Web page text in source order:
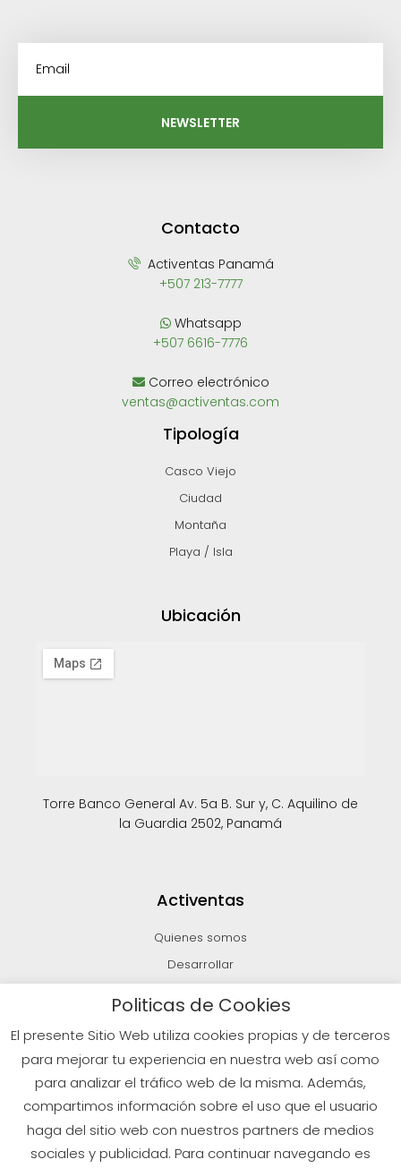
NEWSLETTER
Contacto
Activentas Panamá
+507 213-7777
Whatsapp
+507 6616-7776
Correo electrónico
ventas@activentas.com
Tipología
Casco Viejo
Ciudad
Montaña
Playa / Isla
Ubicación
Torre Banco General Av. 5a B. Sur y, C. Aquilino de
la Guardia 2502, Panamá
Activentas
Quienes somos
Desarrollar
Blog
Políticas de PrivacidadAviso LegalPolítica de Cookies
Politicas de Cookies
El presente Sitio Web utiliza cookies propias y de terceros
para mejorar tu experiencia en nuestra web así como
para analizar el tráfico web de la misma. Además,
compartimos información sobre el uso que el usuario
haga del sitio web con nuestros partners de medios
sociales y publicidad. Para continuar navegando es